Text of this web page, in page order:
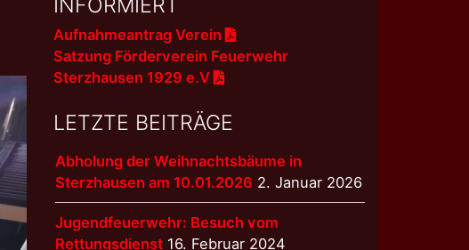
Aufnahmeantrag Verein
Satzung Förderverein Feuerwehr
Sterzhausen 1929 e.V
LETZTE BEITRÄGE
Abholung der Weihnachtsbäume in
Sterzhausen am 10.01.2026 2. Januar 2026
Jugendfeuerwehr: Besuch vom
Rettungsdienst 16. Februar 2024